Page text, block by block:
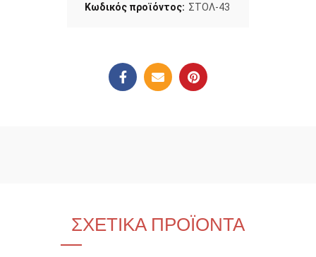
Κωδικός προϊόντος: ΣΤΟΛ-43
ΣΧΕΤΙΚΆ ΠΡΟΪΌΝΤΑ